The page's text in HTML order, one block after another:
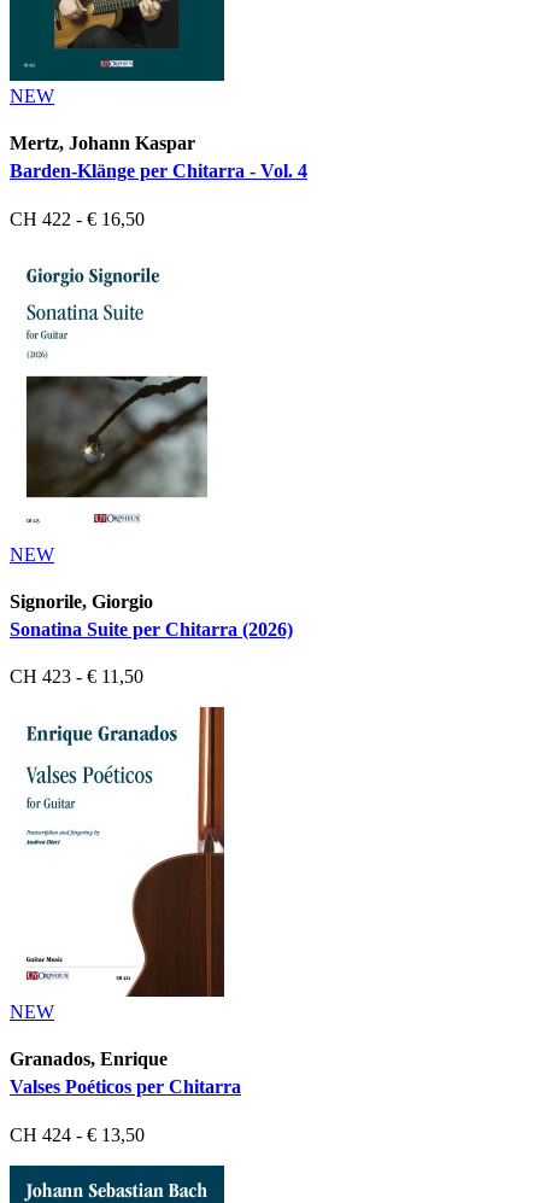
NEW
Mertz, Johann Kaspar
Barden-Klänge per Chitarra - Vol. 4
CH 422 - € 16,50
NEW
Signorile, Giorgio
Sonatina Suite per Chitarra (2026)
CH 423 - € 11,50
NEW
Granados, Enrique
Valses Poéticos per Chitarra
CH 424 - € 13,50